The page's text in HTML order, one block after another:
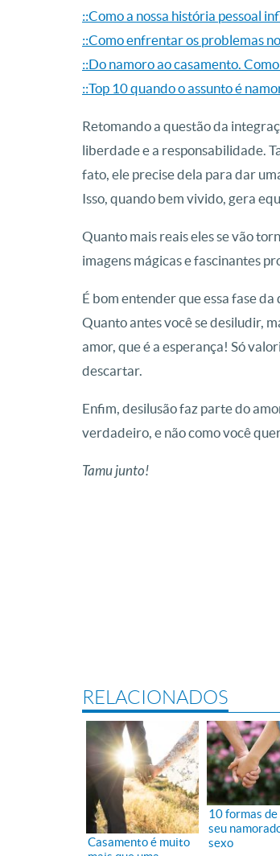
::Como a nossa história pessoal
::Como enfrentar os problemas
::Do namoro ao casamento.
::Top 10 quando o assunto é
Retomando a questão da
liberdade e a responsabilidade.
fato, ele precise dela para dar
Isso, quando bem vivido, gera
Quanto mais reais eles se vão
imagens mágicas e fascinantes
É bom entender que essa fase
Quanto antes você se desiludir,
amor, que é a esperança! Só
descartar.
Enfim, desilusão faz parte do
verdadeiro, e não como você
Tamu junto!
RELACIONADOS
Casamento é muito
10 formas
seu
sexo